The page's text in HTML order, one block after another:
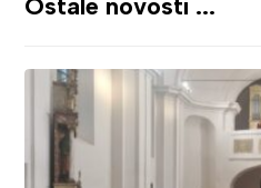
Ostale novosti ...